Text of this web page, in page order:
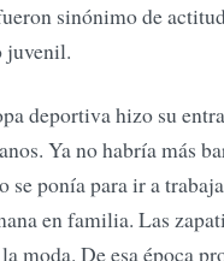
sinónimo de
juvenil.
deportiva hizo su
Ya no habría más
se ponía para ir a
en familia. Las
moda. De esa época